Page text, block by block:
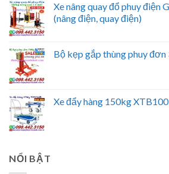
Xe nâng quay đổ phuy điện
(nâng điện, quay điện)
Bộ kẹp gắp thùng phuy
Xe đẩy hàng 150kg
NỔI BẬT